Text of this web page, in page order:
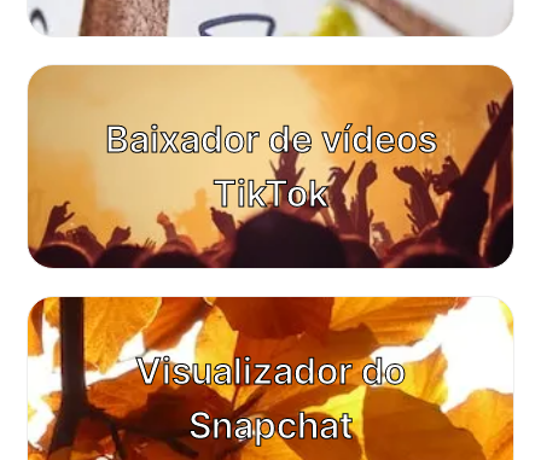
Baixador de vídeos
TikTok
Visualizador do
Snapchat